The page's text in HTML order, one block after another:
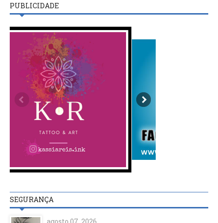
PUBLICIDADE
SEGURANÇA